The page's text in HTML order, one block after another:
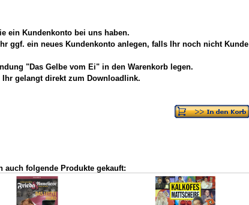
ein Kundenkonto bei uns haben.
ggf. ein neues Kundenkonto anlegen, falls Ihr noch nicht Kunde
"Das Gelbe vom Ei" in den Warenkorb legen.
gelangt direkt zum Downloadlink.
auch folgende Produkte gekauft: